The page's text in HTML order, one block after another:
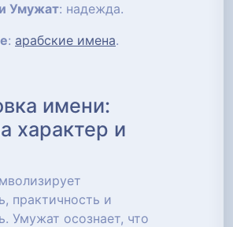
Умужат: надежда.
: арабские имена.
имени:
характер и
практичность и
Умужат осознает, что